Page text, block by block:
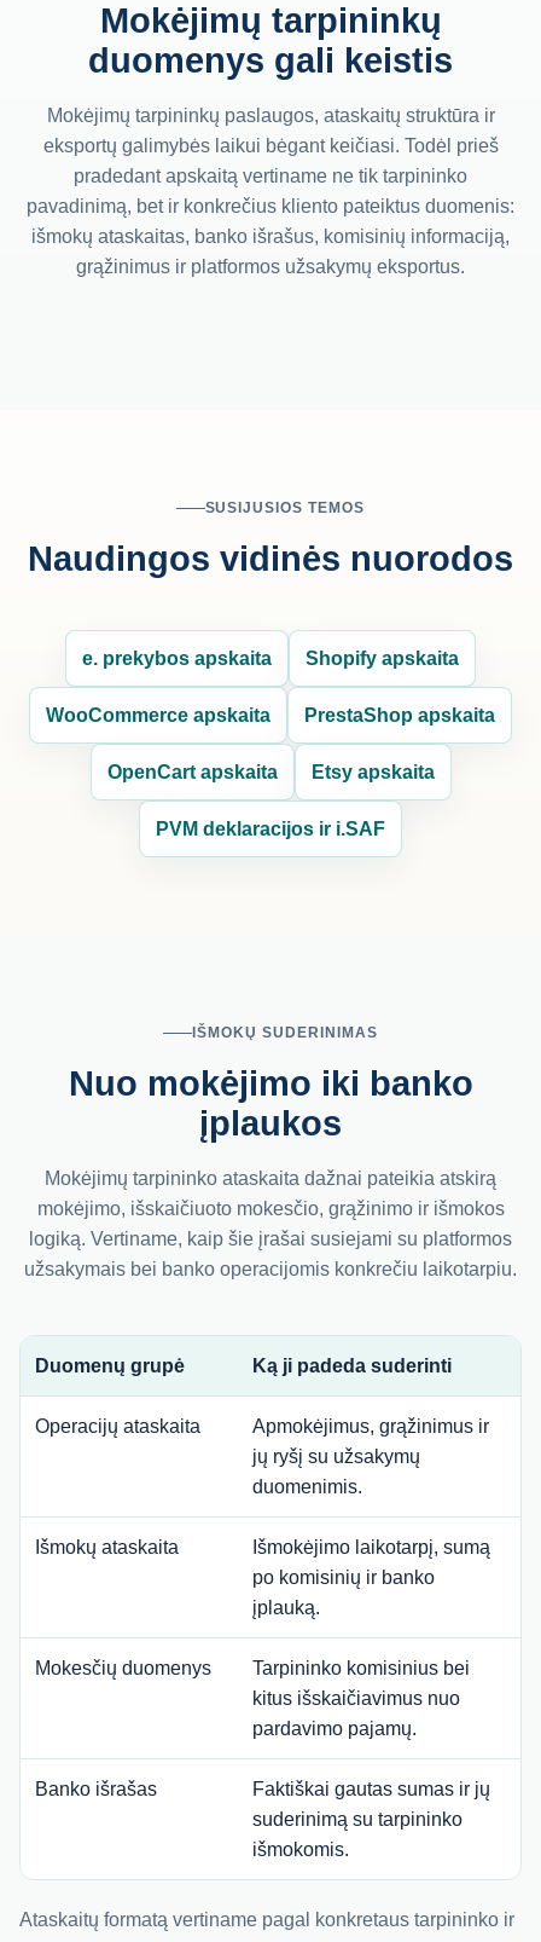
Mokėjimų tarpininkų
duomenys gali keistis
Mokėjimų tarpininkų paslaugos, ataskaitų struktūra ir
eksportų galimybės laikui bėgant keičiasi. Todėl prieš
pradedant apskaitą vertiname ne tik tarpininko
pavadinimą, bet ir konkrečius kliento pateiktus duomenis:
išmokų ataskaitas, banko išrašus, komisinių informaciją,
grąžinimus ir platformos užsakymų eksportus.
SUSIJUSIOS TEMOS
Naudingos vidinės nuorodos
e. prekybos apskaita Shopify apskaita
WooCommerce apskaita PrestaShop apskaita
OpenCart apskaita Etsy apskaita
PVM deklaracijos ir i.SAF
IŠMOKŲ SUDERINIMAS
Nuo mokėjimo iki banko
įplaukos
Mokėjimų tarpininko ataskaita dažnai pateikia atskirą
mokėjimo, išskaičiuoto mokesčio, grąžinimo ir išmokos
logiką. Vertiname, kaip šie įrašai susiejami su platformos
užsakymais bei banko operacijomis konkrečiu laikotarpiu.
Duomenų grupė Ką ji padeda suderinti
Operacijų ataskaita
Apmokėjimus, grąžinimus ir
jų ryšį su užsakymų
duomenimis.
Išmokų ataskaita
Išmokėjimo laikotarpį, sumą
po komisinių ir banko
įplauką.
Mokesčių duomenys
Tarpininko komisinius bei
kitus išskaičiavimus nuo
pardavimo pajamų.
Banko išrašas
Faktiškai gautas sumas ir jų
suderinimą su tarpininko
išmokomis.
Ataskaitų formatą vertiname pagal konkretaus tarpininko ir